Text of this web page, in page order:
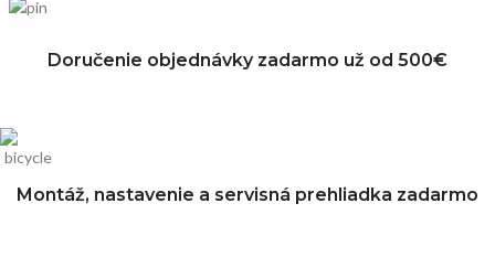
Montáž, nastavenie a servisná prehliadka zadarmo
Doručenie objednávky zadarmo už od 500€